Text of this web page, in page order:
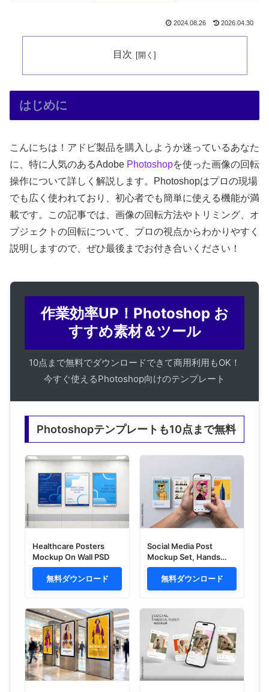
2024.08.26 2026.04.30
目次
はじめに
こんにちは！アドビ製品を購入しようか迷っているあなた
に、特に人気のあるAdobe Photoshopを使った画像の回転
操作について詳しく解説します。Photoshopはプロの現場
でも広く使われており、初心者でも簡単に使える機能が満
載です。この記事では、画像の回転方法やトリミング、オ
ブジェクトの回転について、プロの視点からわかりやすく
説明しますので、ぜひ最後までお付き合いください！
作業効率UP！Photoshop お
すすめ素材＆ツール
10点まで無料でダウンロードできて商用利用もOK！
今すぐ使えるPhotoshop向けのテンプレート
Photoshopテンプレートも10点まで無料
Healthcare Posters
Mockup On Wall PSD
無料ダウンロード
Social Media Post
Mockup Set, Hands
Holding Smartphone 17
(4 Objects)
無料ダウンロード